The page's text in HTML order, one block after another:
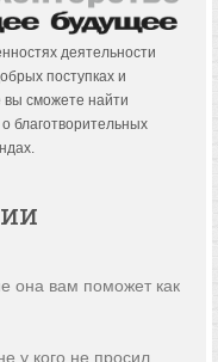
деятельности
поступках и
вы сможете найти
она вам поможет как
у кого не просил…